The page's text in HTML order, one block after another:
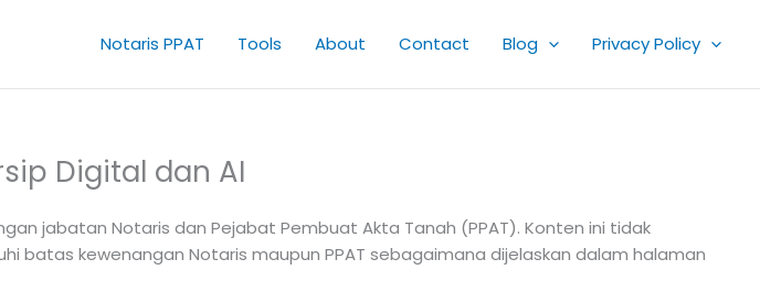
Notaris PPAT Tools About Contact Blog Privacy Policy
Digital dan AI
jabatan Notaris dan Pejabat Pembuat Akta Tanah (PPAT). Konten ini tidak
batas kewenangan Notaris maupun PPAT sebagaimana dijelaskan dalam halaman